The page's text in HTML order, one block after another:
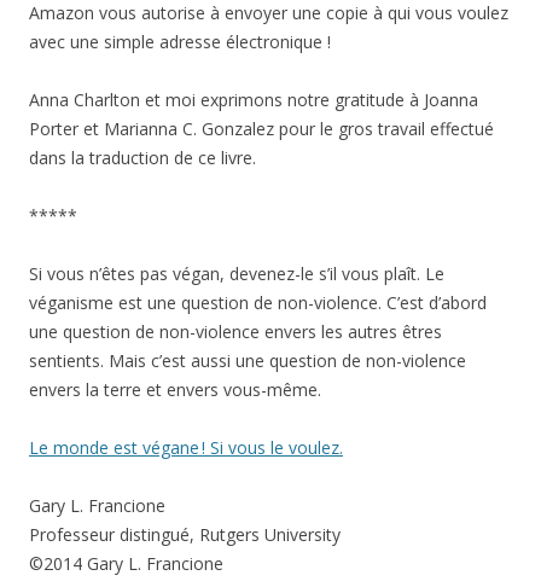
Amazon vous autorise à envoyer une copie à qui vous voulez
avec une simple adresse électronique !
Anna Charlton et moi exprimons notre gratitude à Joanna
Porter et Marianna C. Gonzalez pour le gros travail effectué
dans la traduction de ce livre.
*****
Si vous n’êtes pas végan, devenez-le s’il vous plaît. Le
véganisme est une question de non-violence. C’est d’abord
une question de non-violence envers les autres êtres
sentients. Mais c’est aussi une question de non-violence
envers la terre et envers vous-même.
Le monde est végane ! Si vous le voulez.
Gary L. Francione
Professeur distingué, Rutgers University
©2014 Gary L. Francione